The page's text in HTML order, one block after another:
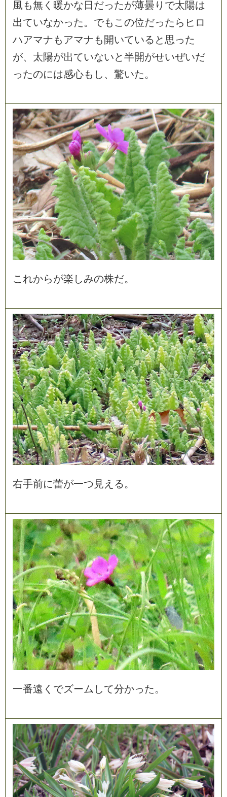
風も無 く 暖かな日だったが薄曇 り で太陽は
出ていなかった。 でも こ の位だった ら ヒ ロ
ハアマナも アマナも開いている と 思 った
が、 太陽が出ていないと半開がせいぜいだ
ったのには感心も し 、 驚いた。
こ れからが楽 しみの株だ。
右手前に蕾が一つ 見え る。
一番遠 く でズーム して分かった。